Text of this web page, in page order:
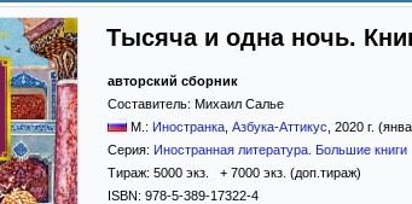
Тысяча и одна ночь.
авторский сборник
Составитель: Михаил Салье
М.: Иностранка Азбука-Аттикус 2020 г.
Серия: Иностранная литература. Большие книги
Тираж: 5000 экз. + 7000 экз. (доп.тираж)
ISBN: 978-5-389-17322-4